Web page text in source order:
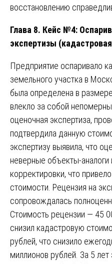
восстановлению
Глава 8. Кейс №4:
экспертизы
Предприятие оспаривало
земельного участка в
была определена в
влекло за собой
оценочная экспертиза,
подтвердила данную
экспертизу выявила, что
неверные объекты-
корректировки, что
стоимости. Рецензия на
сопровождалась
Стоимость рецензии — 45
снизил кадастровую
рублей, что снизило
миллионов рублей. За 5